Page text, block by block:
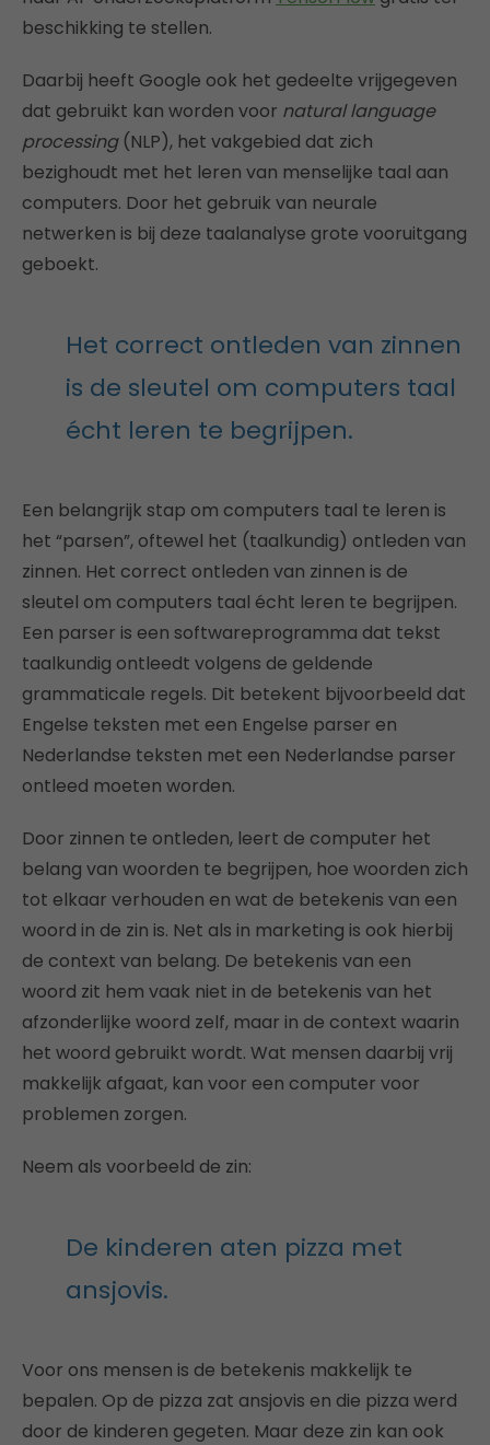
beschikking te stellen.
Daarbij heeft Google ook het gedeelte vrijgegeven
dat gebruikt kan worden voor natural language
processing(NLP), het vakgebied dat zich
bezighoudt met het leren van menselijke taal aan
computers. Door het gebruik van neurale
netwerken is bij deze taalanalyse grote vooruitgang
geboekt.
Het correct ontleden van zinnen
is de sleutel om computers taal
écht leren te begrijpen.
Een belangrijk stap om computers taal te leren is
het “parsen”, oftewel het (taalkundig) ontleden van
zinnen. Het correct ontleden van zinnen is de
sleutel om computers taal écht leren te begrijpen.
Een parser is een softwareprogramma dat tekst
taalkundig ontleedt volgens de geldende
grammaticale regels. Dit betekent bijvoorbeeld dat
Engelse teksten met een Engelse parser en
Nederlandse teksten met een Nederlandse parser
ontleed moeten worden.
Door zinnen te ontleden, leert de computer het
belang van woorden te begrijpen, hoe woorden zich
tot elkaar verhouden en wat de betekenis van een
woord in de zin is. Net als in marketing is ook hierbij
de context van belang. De betekenis van een
woord zit hem vaak niet in de betekenis van het
afzonderlijke woord zelf, maar in de context waarin
het woord gebruikt wordt. Wat mensen daarbij vrij
makkelijk afgaat, kan voor een computer voor
problemen zorgen.
Neem als voorbeeld de zin:
De kinderen aten pizza met
ansjovis.
Voor ons mensen is de betekenis makkelijk te
bepalen. Op de pizza zat ansjovis en die pizza werd
door de kinderen gegeten. Maar deze zin kan ook